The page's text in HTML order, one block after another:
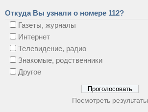
Откуда Вы узнали о номере 112?
Газеты, журналы
Интернет
Телевидение, радио
Знакомые, родственники
Другое
Посмотреть результаты